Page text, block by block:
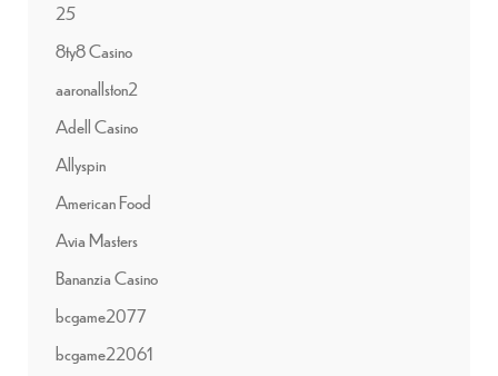
25
8ty8 Casino
aaronallston2
Adell Casino
Allyspin
American Food
Avia Masters
Bananzia Casino
bcgame2077
bcgame22061